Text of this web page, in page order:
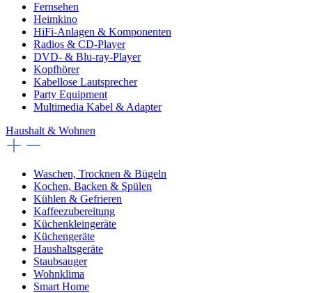
Fernsehen
Heimkino
HiFi-Anlagen & Komponenten
Radios & CD-Player
DVD- & Blu-ray-Player
Kopfhörer
Kabellose Lautsprecher
Party Equipment
Multimedia Kabel & Adapter
Haushalt & Wohnen
Waschen, Trocknen & Bügeln
Kochen, Backen & Spülen
Kühlen & Gefrieren
Kaffeezubereitung
Küchenkleingeräte
Küchengeräte
Haushaltsgeräte
Staubsauger
Wohnklima
Smart Home